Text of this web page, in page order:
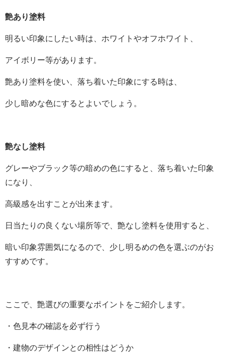
艶あり塗料
明るい印象にしたい時は、ホワイトやオフホワイト、
アイボリー等があります。
艶あり塗料を使い、落ち着いた印象にする時は、
少し暗めな色にするとよいでしょう。
艶なし塗料
グレーやブラック等の暗めの色にすると、落ち着いた印象
になり、
高級感を出すことが出来ます。
日当たりの良くない場所等で、艶なし塗料を使用すると、
暗い印象雰囲気になるので、少し明るめの色を選ぶのがお
すすめです。
ここで、艶選びの重要なポイントをご紹介します。
・色見本の確認を必ず行う
・建物のデザインとの相性はどうか